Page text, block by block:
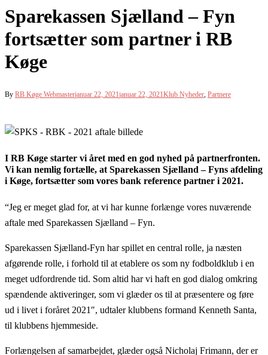
Sparekassen Sjælland – Fyn
fortsætter som partner i RB
Køge
By RB Køge Webmasterjanuar 22, 2021januar 22, 2021Klub Nyheder, Partnere
I RB Køge starter vi året med en god nyhed på partnerfronten.
Vi kan nemlig fortælle, at Sparekassen Sjælland – Fyns afdeling
i Køge, fortsætter som vores bank reference partner i 2021.
“Jeg er meget glad for, at vi har kunne forlænge vores nuværende
aftale med Sparekassen Sjælland – Fyn.
Sparekassen Sjælland-Fyn har spillet en central rolle, ja næsten
afgørende rolle, i forhold til at etablere os som ny fodboldklub i en
meget udfordrende tid. Som altid har vi haft en god dialog omkring
spændende aktiveringer, som vi glæder os til at præsentere og føre
ud i livet i foråret 2021″, udtaler klubbens formand Kenneth Santa,
til klubbens hjemmeside.
Forlængelsen af samarbejdet, glæder også Nicholaj Frimann, der er